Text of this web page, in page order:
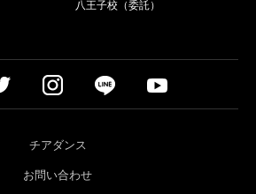
八王子校（委託）
チアダンス
お問い合わせ